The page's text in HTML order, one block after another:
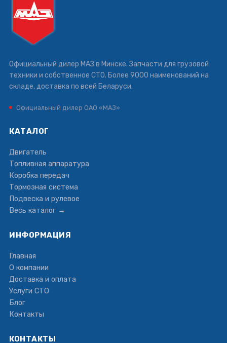
Официальный дилер МАЗ в Минске. Запчасти для грузовой
техники и собственное СТО. Более 9000 наименований на
складе, доставка по всей Беларуси.
Официальный дилер ОАО «МАЗ»
КАТАЛОГ
Двигатель
Топливная аппаратура
Коробка передач
Тормозная система
Подвеска и рулевое
Весь каталог →
ИНФОРМАЦИЯ
Главная
О компании
Доставка и оплата
Услуги СТО
Блог
Контакты
КОНТАКТЫ